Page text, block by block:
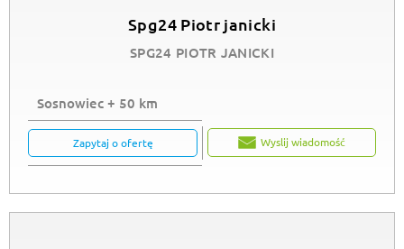
Spg24 Piotr janicki
SPG24 PIOTR JANICKI
Sosnowiec + 50 km
Zapytaj o ofertę Wyslij wiadomość